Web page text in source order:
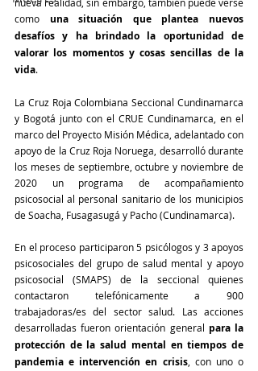
como una situación que plantea nuevos
desafíos y ha brindado la oportunidad de
valorar los momentos y cosas sencillas de la
vida.
La Cruz Roja Colombiana Seccional Cundinamarca
y Bogotá junto con el CRUE Cundinamarca, en el
marco del Proyecto Misión Médica, adelantado con
apoyo de la Cruz Roja Noruega, desarrolló durante
los meses de septiembre, octubre y noviembre de
2020 un programa de acompañamiento
psicosocial al personal sanitario de los municipios
de Soacha, Fusagasugá y Pacho (Cundinamarca).
En el proceso participaron 5 psicólogos y 3 apoyos
psicosociales del grupo de salud mental y apoyo
psicosocial (SMAPS) de la seccional quienes
contactaron telefónicamente a 900
trabajadoras/es del sector salud. Las acciones
desarrolladas fueron orientación general para la
protección de la salud mental en tiempos de
pandemia e intervención en crisis, con uno o